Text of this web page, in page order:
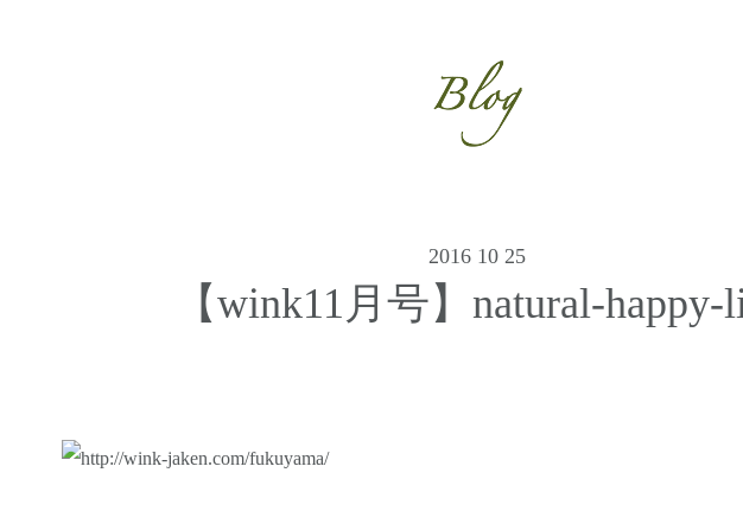
2016 10 25
【wink11月号】natural-happy-